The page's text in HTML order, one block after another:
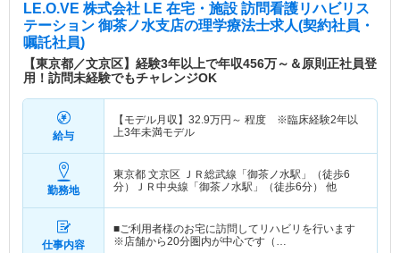
LE.O.VE 株式会社 LE 在宅・施設 訪問看護リハビリス
テーション 御茶ノ水支店の理学療法士求人(契約社員・
嘱託社員)
【東京都／文京区】経験3年以上で年収456万～＆原則正社員登
用！訪問未経験でもチャレンジOK
給与
【モデル月収】 32.9万円～ 程度 ※臨床経験2年以
上3年未満モデル
勤務地
東京都 文京区 ＪＲ総武線「御茶ノ水駅」（徒歩6
分）ＪＲ中央線「御茶ノ水駅」（徒歩6分） 他
仕事内容
■ご利用者様のお宅に訪問してリハビリを行います
※店舗から20分圏内が中心です（…